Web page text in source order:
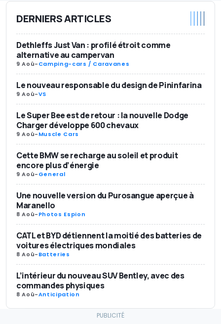
DERNIERS ARTICLES
Dethleffs Just Van : profilé étroit comme
alternative au campervan
9 Aoû-Camping-cars / Caravanes
Le nouveau responsable du design de Pininfarina
9 Aoû-VS
Le Super Bee est de retour : la nouvelle Dodge
Charger développe 600 chevaux
9 Aoû-Muscle Cars
Cette BMW se recharge au soleil et produit
encore plus d’énergie
9 Aoû-General
Une nouvelle version du Purosangue aperçue à
Maranello
8 Aoû-Photos Espion
CATL et BYD détiennent la moitié des batteries de
voitures électriques mondiales
8 Aoû-Batteries
L’intérieur du nouveau SUV Bentley, avec des
commandes physiques
8 Aoû-Anticipation